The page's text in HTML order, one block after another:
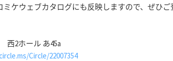
ミケウェブカタログにも反映しますので、ぜひ
西2ホール あ45a
Circle/22007354